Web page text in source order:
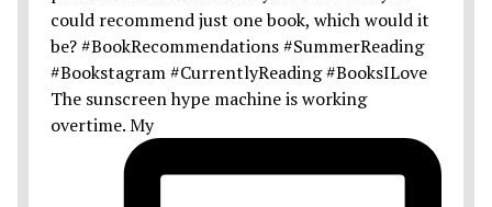
The sunscreen hype machine is working
overtime. My